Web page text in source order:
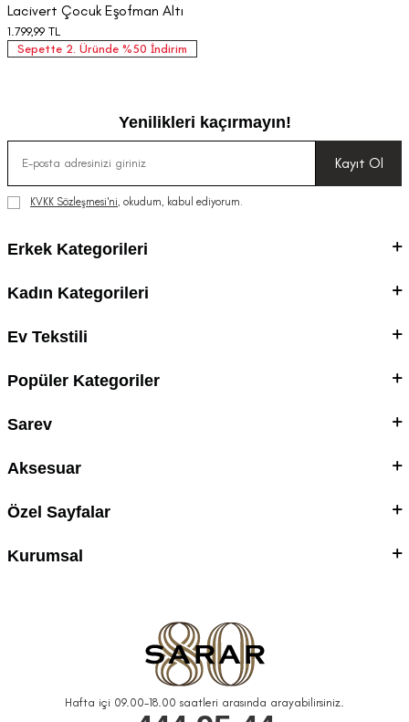
Lacivert Çocuk Eşofman Altı
1.799,99 TL
Sepette 2. Üründe %50 İndirim
Yenilikleri kaçırmayın!
Kayıt Ol
KVKK Sözleşmesi'ni, okudum, kabul ediyorum.
Erkek Kategorileri
Kadın Kategorileri
Ev Tekstili
Popüler Kategoriler
Sarev
Aksesuar
Özel Sayfalar
Kurumsal
Hafta içi 09.00-18.00 saatleri arasında arayabilirsiniz.